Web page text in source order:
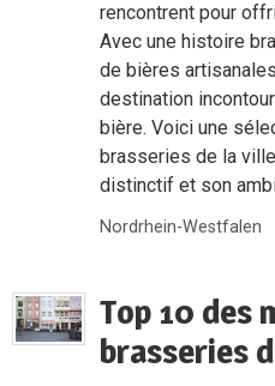
rencontrent pour
Avec une histoire
de bières
destination
bière. Voici une
brasseries de la
distinctif et son
Nordrhein-Westfalen
Top 10 des
brasseries